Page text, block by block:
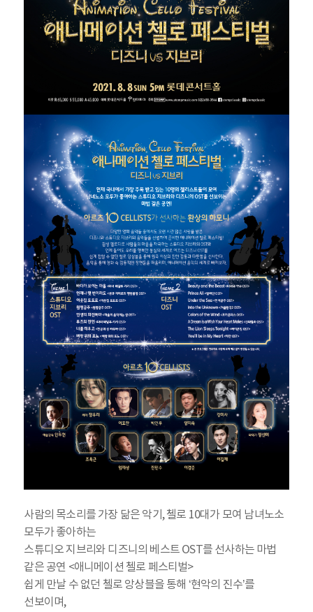
사람의 목소리를 가장 닮은 악기, 첼로 10대가 모여 남녀노소
모두가 좋아하는
스튜디오 지브리와 디즈니의 베스트 OST를 선사하는 마법
같은 공연 <애니메이션 첼로 페스티벌>
쉽게 만날 수 없던 첼로 앙상블을 통해 ‘현악의 진수’를
선보이며,